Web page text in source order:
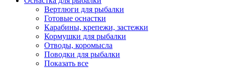
Вертлюги для рыбалки
Готовые оснастки
Карабины, крепежи, застежки
Кормушки для рыбалки
Отводы, коромысла
Поводки для рыбалки
Показать все